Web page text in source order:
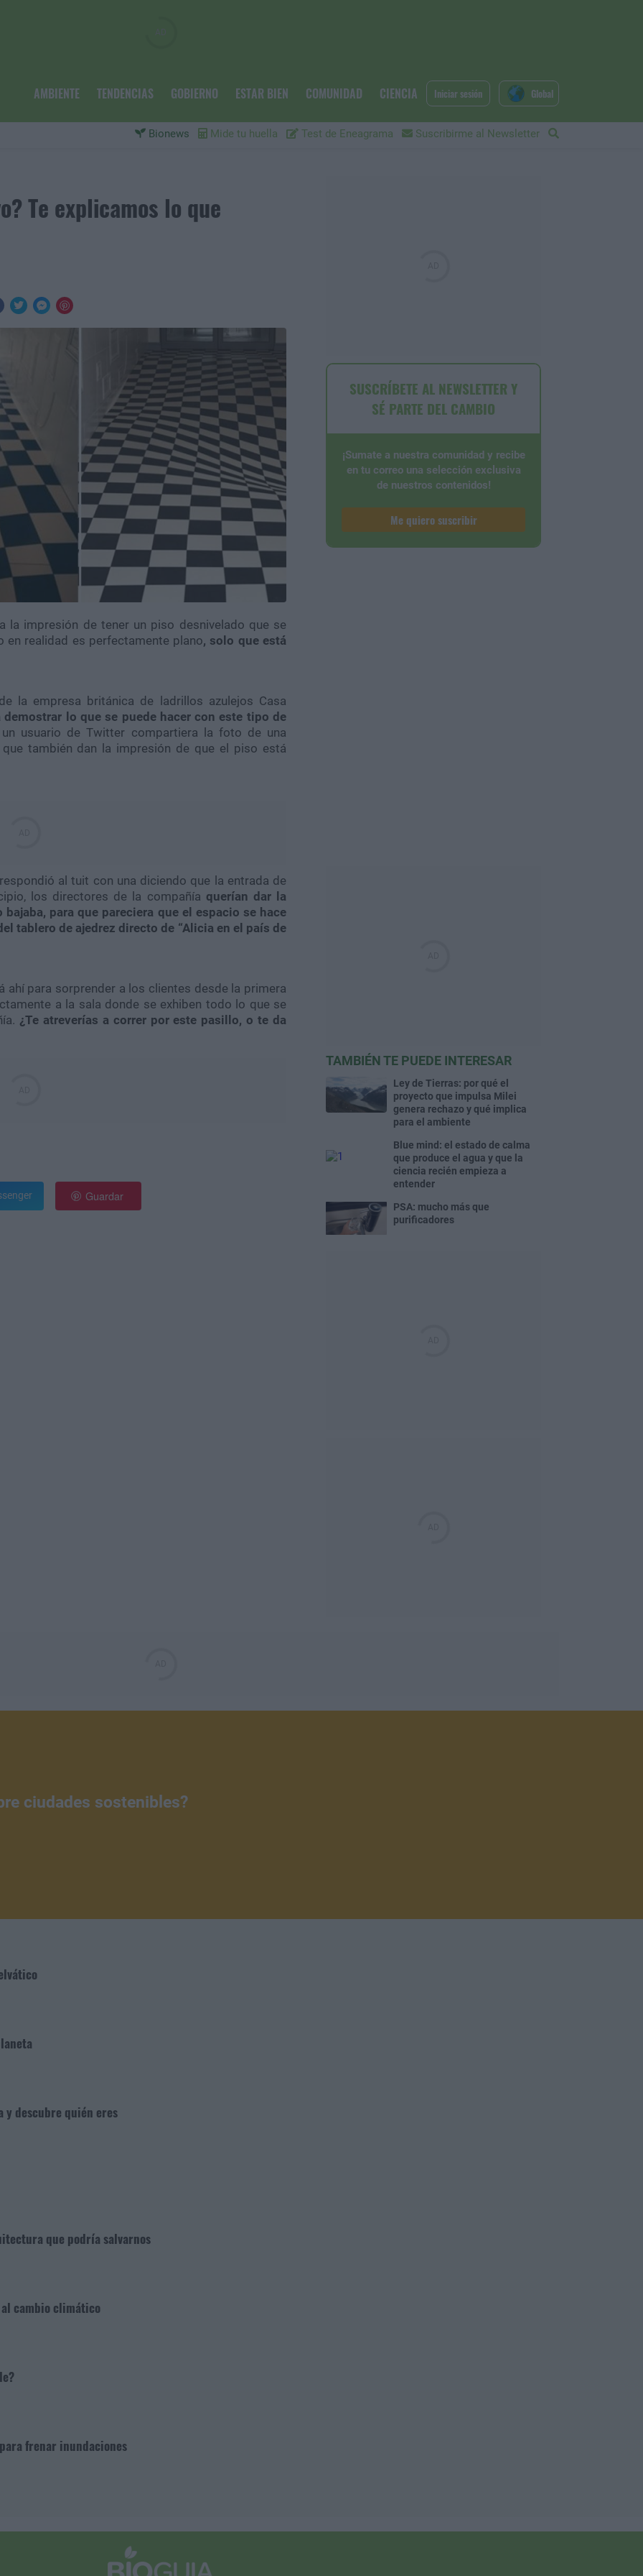
AMBIENTE TENDENCIAS GOBIERNO ESTAR BIEN COMUNIDAD CIENCIA
Bionews Mide tu huella Test de Eneagrama Suscribirme al Newsletter
Iniciar sesión Global
Te explicamos lo que
la impresión de tener un piso desnivelado que se
en realidad es perfectamente plano, solo que está
la empresa británica de ladrillos azulejos Casa
demostrar lo que se puede hacer con este tipo de
usuario de Twitter compartiera la foto de una
también dan la impresión de que el piso está
al tuit con una diciendo que la entrada de
los directores de la compañía querían dar la
para que pareciera que el espacio se hace
tablero de ajedrez directo de “Alicia en el país de
ahí para sorprender a los clientes desde la primera
a la sala donde se exhiben todo lo que se
¿Te atreverías a correr por este pasillo, o te da
Guardar
SUSCRÍBETE AL NEWSLETTER Y
SÉ PARTE DEL CAMBIO
¡Sumate a nuestra comunidad y recibe
en tu correo una selección exclusiva
de nuestros contenidos!
Me quiero suscribir
TAMBIÉN TE PUEDE INTERESAR
Ley de Tierras: por qué el
proyecto que impulsa Milei
genera rechazo y qué implica
para el ambiente
Blue mind: el estado de calma
que produce el agua y que la
ciencia recién empieza a
entender
PSA: mucho más que
purificadores
ciudades sostenibles?
y descubre quién eres
que podría salvarnos
cambio climático
frenar inundaciones